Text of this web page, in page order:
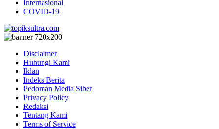
Internasional
COVID-19
Disclaimer
Hubungi Kami
Iklan
Indeks Berita
Pedoman Media Siber
Privacy Policy
Redaksi
Tentang Kami
Terms of Service